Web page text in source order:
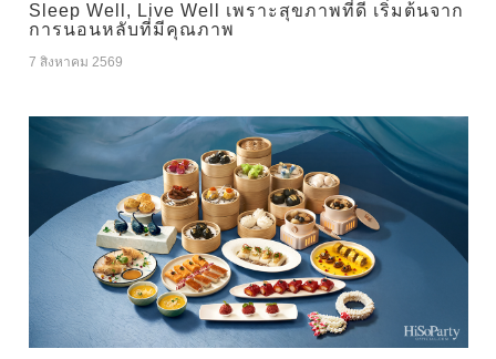
Sleep Well, Live Well เพราะสุขภาพที่ดี เริ่มต้นจาก
การนอนหลับที่มีคุณภาพ
7 สิงหาคม 2569